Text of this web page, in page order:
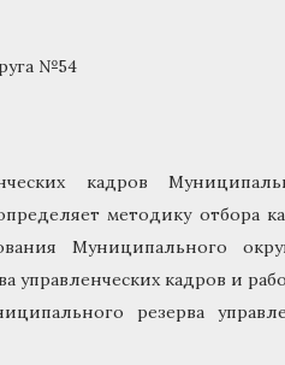
№54
кадров
методику отбора
Муниципального
управленческих кадров и
резерва